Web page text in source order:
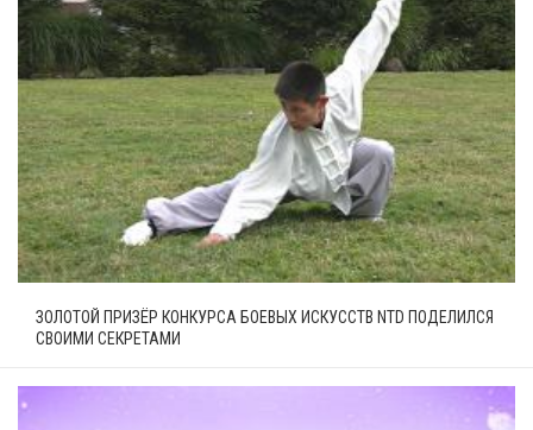
ЗОЛОТОЙ ПРИЗЁР КОНКУРСА БОЕВЫХ ИСКУССТВ NTD ПОДЕЛИЛСЯ
СВОИМИ СЕКРЕТАМИ